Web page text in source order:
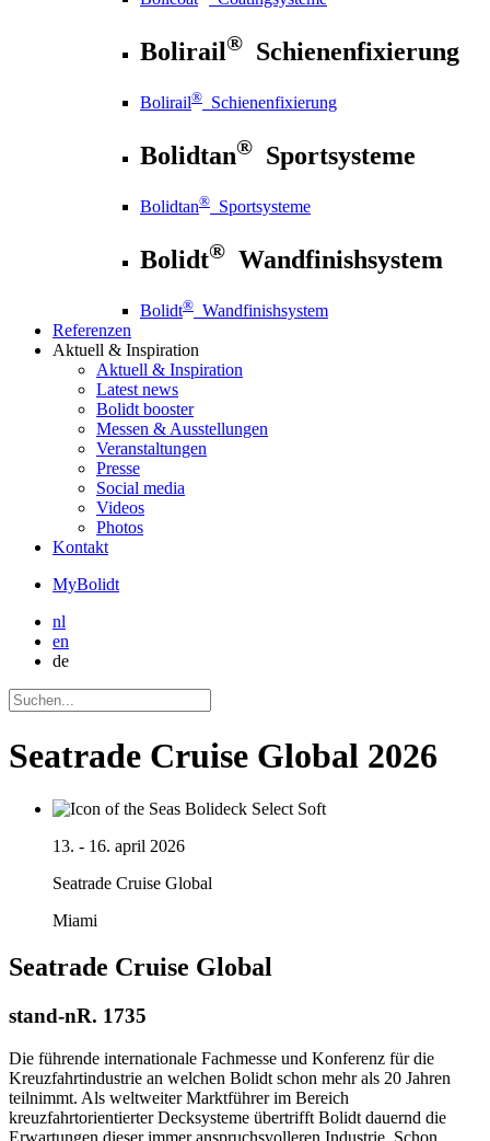
Bolirail® Schienenfixierung
Bolirail® Schienenfixierung
Bolidtan® Sportsysteme
Bolidtan® Sportsysteme
Bolidt® Wandfinishsystem
Bolidt® Wandfinishsystem
Referenzen
Aktuell & Inspiration
Aktuell & Inspiration
Latest news
Bolidt booster
Messen & Ausstellungen
Veranstaltungen
Presse
Social media
Videos
Photos
Kontakt
MyBolidt
nl
en
de
Seatrade Cruise Global 2026
13. - 16. april 2026
Seatrade Cruise Global
Miami
Seatrade Cruise Global
stand-nR. 1735
Die führende internationale Fachmesse und Konferenz für die
Kreuzfahrtindustrie an welchen Bolidt schon mehr als 20 Jahren
teilnimmt. Als weltweiter Marktführer im Bereich
kreuzfahrtorientierter Decksysteme übertrifft Bolidt dauernd die
Erwartungen dieser immer anspruchsvolleren Industrie. Schon